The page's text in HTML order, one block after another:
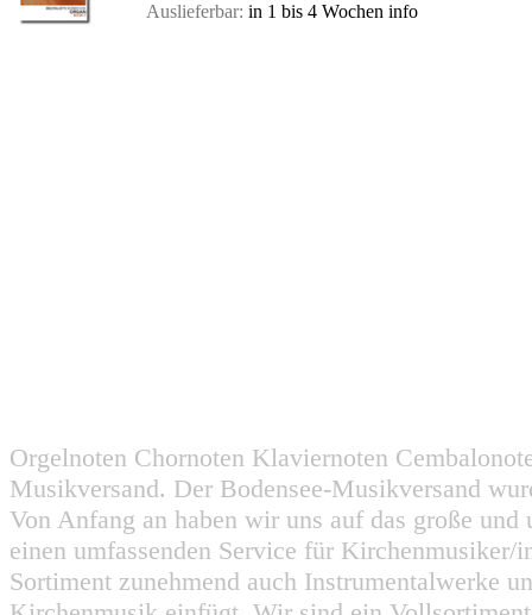
Auslieferbar: in 1 bis 4 Wochen info
Orgelnoten Chornoten Klaviernoten
Musikversand. Der Bodensee-Musikversand
Von Anfang an haben wir uns auf das große
einen umfassenden Service für
Sortiment zunehmend auch Instrumentalwerke